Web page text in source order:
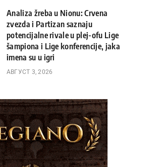
Analiza žreba u Nionu: Crvena
zvezda i Partizan saznaju
potencijalne rivale u plej-ofu Lige
šampiona i Lige konferencije, jaka
imena su u igri
АВГУСТ 3, 2026